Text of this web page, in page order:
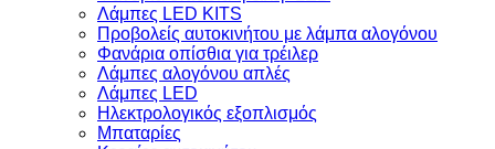
Λάμπες LED KITS
Προβολείς αυτοκινήτου με λάμπα αλογόνου
Φανάρια οπίσθια για τρέιλερ
Λάμπες αλογόνου απλές
Λάμπες LED
Ηλεκτρολογικός εξοπλισμός
Μπαταρίες